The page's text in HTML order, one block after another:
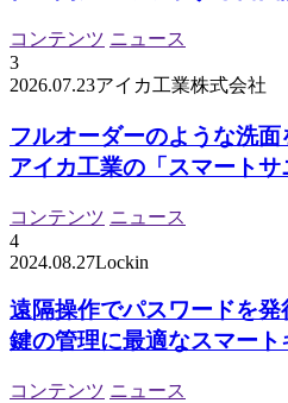
コンテンツ ニュース
3
2026.07.23アイカ工業株式会社
フルオーダーのような洗面
アイカ工業の「スマートサ
コンテンツ ニュース
4
2024.08.27Lockin
遠隔操作でパスワードを発
鍵の管理に最適なスマート
コンテンツ ニュース